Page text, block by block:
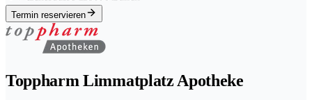
Termin reservieren
Toppharm Limmatplatz Apotheke